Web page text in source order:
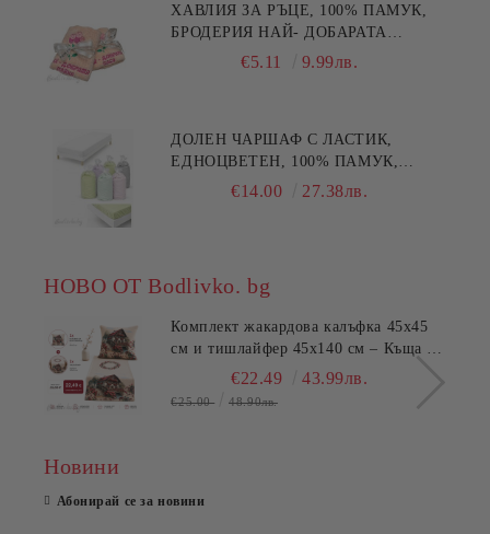
ХАВЛИЯ ЗА РЪЦЕ, 100% ПАМУК,
БРОДЕРИЯ НАЙ- ДОБАРАТА
МАЙКА/БАБА , РАЗМЕР:
€5.11 9.99лв.
ДОЛЕН ЧАРШАФ С ЛАСТИК,
ЕДНОЦВЕТЕН, 100% ПАМУК,
РАЗЛИЧНИ РАЗМЕРИ
€14.00 27.38лв.
НОВО ОТ Bodlivko. bg
Комплект жакардова калъфка 45x45
см и тишлайфер 45x140 см – Къща с
€22.49 43.99лв.
€25.00 48.90лв.
Новини
Абонирай се за новини